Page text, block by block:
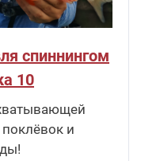
спиннингом
10
поклёвок и